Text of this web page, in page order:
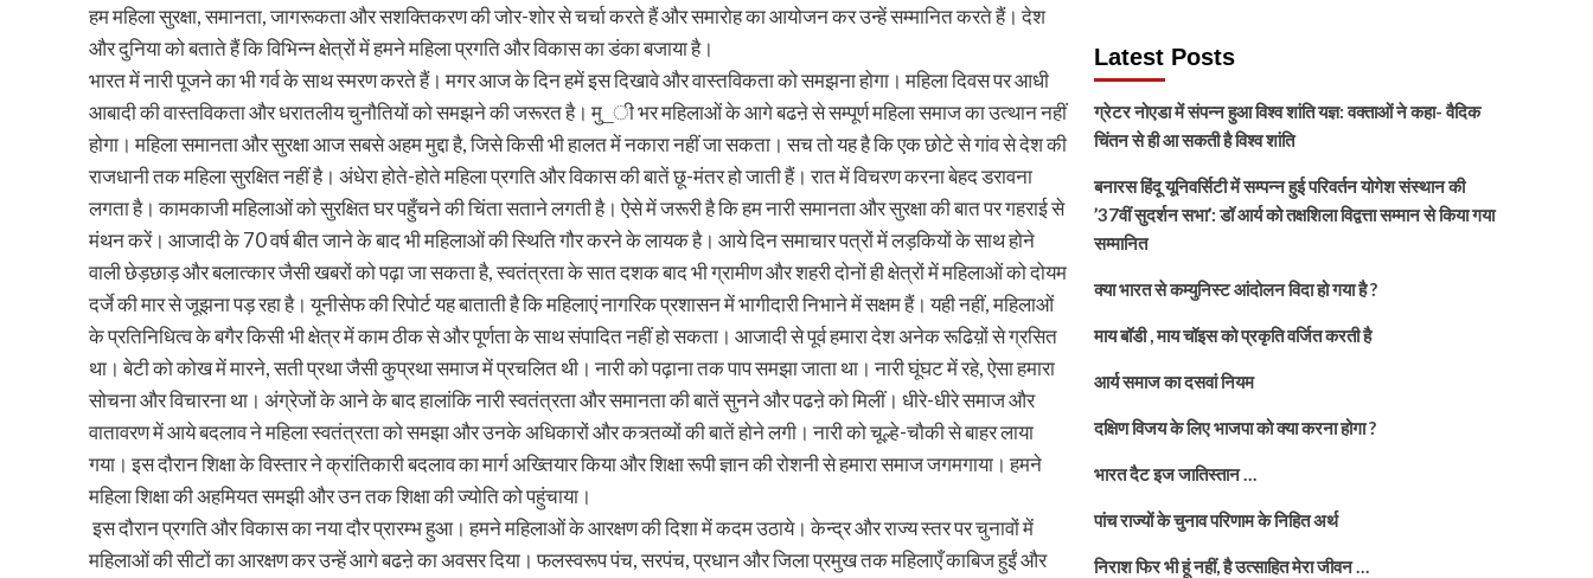
हम महिला सुरक्षा, समानता, जागरूकता और सशक्तिकरण की जोर-शोर से चर्चा करते हैं और समारोह का आयोजन कर उन्हें सम्मानित करते हैं। देश
और दुनिया को बताते हैं कि विभिन्न क्षेत्रों में हमने महिला प्रगति और विकास का डंका बजाया है।
भारत में नारी पूजने का भी गर्व के साथ स्मरण करते हैं। मगर आज के दिन हमें इस दिखावे और वास्तविकता को समझना होगा। महिला दिवस पर आधी
आबादी की वास्तविकता और धरातलीय चुनौतियों को समझने की जरूरत है। मु_ी भर महिलाओं के आगे बढऩे से सम्पूर्ण महिला समाज का उत्थान नहीं
होगा। महिला समानता और सुरक्षा आज सबसे अहम मुद्दा है, जिसे किसी भी हालत में नकारा नहीं जा सकता। सच तो यह है कि एक छोटे से गांव से देश की
राजधानी तक महिला सुरक्षित नहीं है। अंधेरा होते-होते महिला प्रगति और विकास की बातें छू-मंतर हो जाती हैं। रात में विचरण करना बेहद डरावना
लगता है। कामकाजी महिलाओं को सुरक्षित घर पहुँचने की चिंता सताने लगती है। ऐसे में जरूरी है कि हम नारी समानता और सुरक्षा की बात पर गहराई से
मंथन करें। आजादी के 70 वर्ष बीत जाने के बाद भी महिलाओं की स्थिति गौर करने के लायक है। आये दिन समाचार पत्रों में लड़कियों के साथ होने
वाली छेड़छाड़ और बलात्कार जैसी खबरों को पढ़ा जा सकता है, स्वतंत्रता के सात दशक बाद भी ग्रामीण और शहरी दोनों ही क्षेत्रों में महिलाओं को दोयम
दर्जे की मार से जूझना पड़ रहा है। यूनीसेफ की रिपोर्ट यह बाताती है कि महिलाएं नागरिक प्रशासन में भागीदारी निभाने में सक्षम हैं। यही नहीं, महिलाओं
के प्रतिनिधित्व के बगैर किसी भी क्षेत्र में काम ठीक से और पूर्णता के साथ संपादित नहीं हो सकता। आजादी से पूर्व हमारा देश अनेक रूढिय़ों से ग्रसित
था। बेटी को कोख में मारने, सती प्रथा जैसी कुप्रथा समाज में प्रचलित थी। नारी को पढ़ाना तक पाप समझा जाता था। नारी घूंघट में रहे, ऐसा हमारा
सोचना और विचारना था। अंग्रेजों के आने के बाद हालांकि नारी स्वतंत्रता और समानता की बातें सुनने और पढऩे को मिलीं। धीरे-धीरे समाज और
वातावरण में आये बदलाव ने महिला स्वतंत्रता को समझा और उनके अधिकारों और कत्र्तव्यों की बातें होने लगी। नारी को चूल्हे-चौकी से बाहर लाया
गया। इस दौरान शिक्षा के विस्तार ने क्रांतिकारी बदलाव का मार्ग अख्तियार किया और शिक्षा रूपी ज्ञान की रोशनी से हमारा समाज जगमगाया। हमने
महिला शिक्षा की अहमियत समझी और उन तक शिक्षा की ज्योति को पहुंचाया।
इस दौरान प्रगति और विकास का नया दौर प्रारम्भ हुआ। हमने महिलाओं के आरक्षण की दिशा में कदम उठाये। केन्द्र और राज्य स्तर पर चुनावों में
महिलाओं की सीटों का आरक्षण कर उन्हें आगे बढऩे का अवसर दिया। फलस्वरूप पंच, सरपंच, प्रधान और जिला प्रमुख तक महिलाएँ काबिज हुईं और
Latest Posts
ग्रेटर नोएडा में संपन्न हुआ विश्व शांति यज्ञ: वक्ताओं ने कहा- वैदिक
चिंतन से ही आ सकती है विश्व शांति
बनारस हिंदू यूनिवर्सिटी में सम्पन्न हुई परिवर्तन योगेश संस्थान की
’37वीं सुदर्शन सभा’: डॉ आर्य को तक्षशिला विद्वत्ता सम्मान से किया गया
सम्मानित
क्या भारत से कम्युनिस्ट आंदोलन विदा हो गया है ?
माय बॉडी , माय चॉइस को प्रकृति वर्जित करती है
आर्य समाज का दसवां नियम
दक्षिण विजय के लिए भाजपा को क्या करना होगा ?
भारत दैट इज जातिस्तान …
पांच राज्यों के चुनाव परिणाम के निहित अर्थ
निराश फिर भी हूं नहीं, है उत्साहित मेरा जीवन …